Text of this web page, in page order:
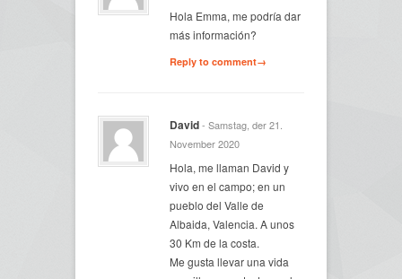
Hola Emma, me podría dar
más información?
Reply to comment→
David- Samstag, der 21.
November 2020
Hola, me llaman David y
vivo en el campo; en un
pueblo del Valle de
Albaida, Valencia. A unos
30 Km de la costa.
Me gusta llevar una vida